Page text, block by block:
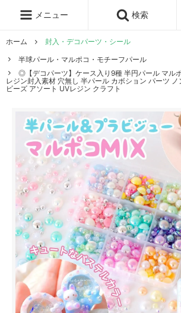
メニュー 検索
ホーム
封入・デコパーツ・シール
半球パール・マルポコ・モチーフパール
◎【デコパーツ】ケース入り9種 半円パール マル
レジン封入素材 穴無し 半パール カボション パーツ
ビーズ アソート UVレジン クラフト